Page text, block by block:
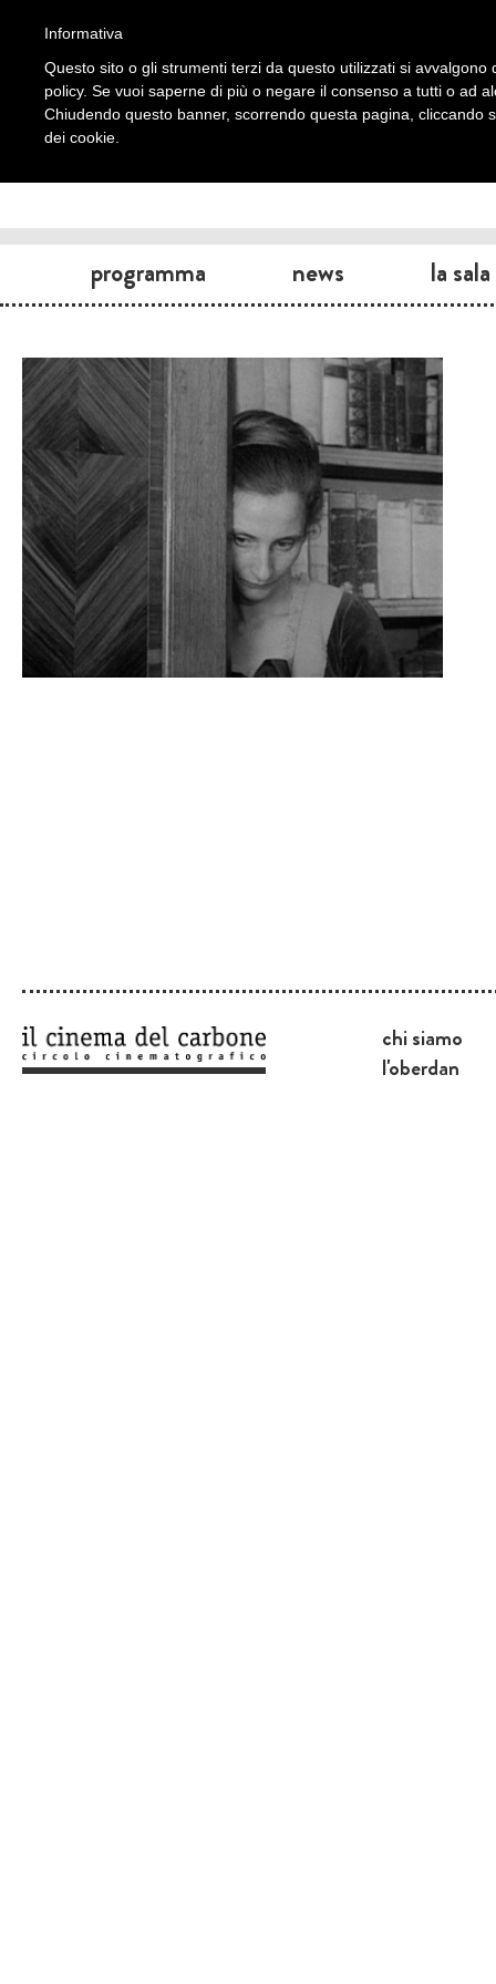
programma news la sala
chi siamo
l'oberdan
Informativa
Questo sito o gli strumenti terzi da questo utilizzati si
policy. Se vuoi saperne di più o negare il consenso a tutti o ad
Chiudendo questo banner, scorrendo questa pagina, cliccando
dei cookie.